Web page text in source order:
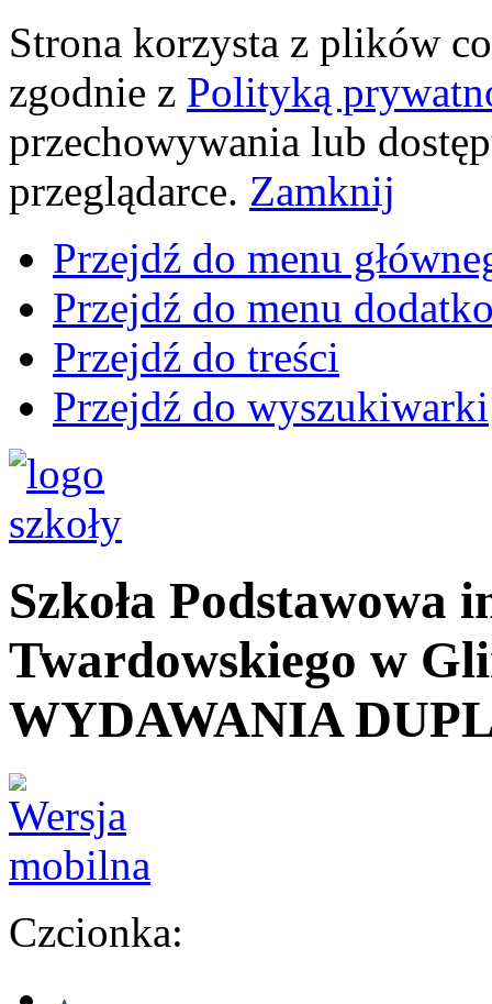
Strona korzysta z plików
zgodnie z Polityką
przechowywania lub
przeglądarce. Zamknij
Przejdź do menu
Przejdź do menu
Przejdź do treści
Przejdź do wyszukiwarki
Szkoła Podstawowa
Twardowskiego w
WYDAWANIA
Czcionka: